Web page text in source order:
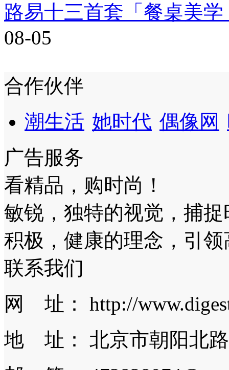
路易十三首套「餐桌美
08-05
合作伙伴
潮生活 她时代 偶像网
广告服务
看精品，购时尚！
敏锐，独特的视觉，捕
积极，健康的理念，引
联系我们
网 址： http://
地 址： 北京市朝阳北